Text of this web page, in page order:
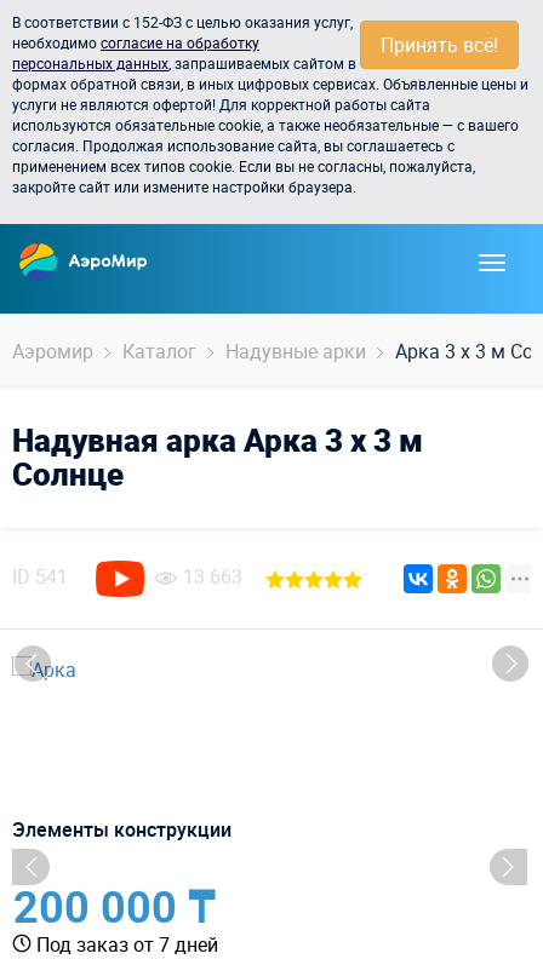
Принять всё!
В соответствии с 152-ФЗ с целью оказания услуг,
необходимосогласие на обработку
персональных данных , запрашиваемых сайтом в
формах обратной связи, в иных цифровых сервисах. Объявленные цены и
услуги не являются офертой! Для корректной работы сайта
используются обязательные cookie, а также необязательные — с вашего
согласия. Продолжая использование сайта, вы соглашаетесь с
применением всех типов cookie. Если вы не согласны, пожалуйста,
закройте сайт или измените настройки браузера.
Аэромир Каталог Надувные арки Арка 3 x 3 м
Надувная арка Арка 3 x 3 м
Солнце
ID 541 13 663
Элементы конструкции
200 000 ₸
Под заказ от 7 дней